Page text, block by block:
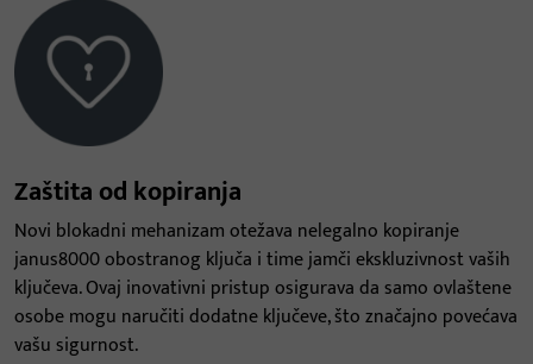
Zaštita od kopiranja
Novi blokadni mehanizam otežava nelegalno kopiranje
janus8000 obostranog ključa i time jamči ekskluzivnost vaših
ključeva. Ovaj inovativni pristup osigurava da samo ovlaštene
osobe mogu naručiti dodatne ključeve, što značajno povećava
vašu sigurnost.